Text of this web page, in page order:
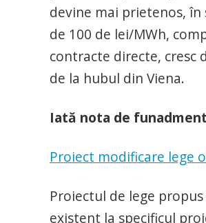
devine mai prietenos,
de 100 de lei/MWh,
contracte directe, cresc
de la hubul din Viena.
Iată nota de
Proiect modificare lege
Proiectul de lege
existent la specificul